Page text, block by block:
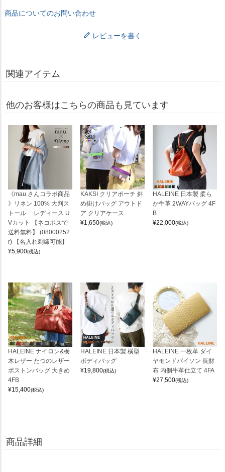
商品についてのお問い合わせ
レビューを書く
関連アイテム
他のお客様はこちらの商品も見ています
《mau.さんコラボ商品
》リネン 100% 大判ス
トール レディース U
Vカット 【ネコポスで
送料無料】 (08000252
r) 【名入れ刺繍可能】
¥5,900(税込)
KAKSI クリアポーチ 斜
め掛けバッグ アウトド
ア クリアケース
¥1,650(税込)
HALEINE 日本製 柔ら
か牛革 2WAYバッグ 4F
B
¥22,000(税込)
HALEINE ナイロン&栃
木レザー たつのレザー
ボストンバッグ 大きめ
4FB
¥15,400(税込)
HALEINE 日本製 横型
ボディバッグ
¥19,800(税込)
HALEINE 一枚革 ダイ
ヤモンドパイソン 長財
布 内側牛革仕立て 4FA
¥27,500(税込)
商品詳細